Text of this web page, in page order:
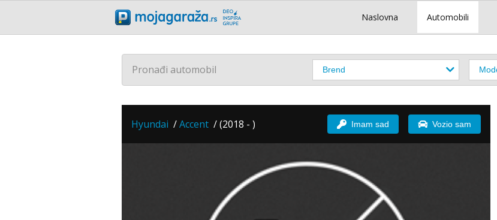
Naslovna Automobili
Pronađi automobil
Hyundai /Accent /(2018 - ) Imam sad Vozio sam